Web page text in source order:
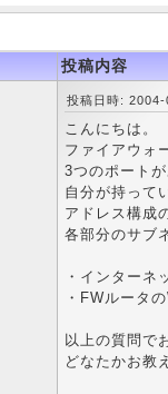
投稿内容
投稿日時:
こんにちは。
ファイアウォ
3つのポートが
自分が持って
アドレス構成
各部分のサブ
・インターネ
・FWルータ
以上の質問で
どなたかお教